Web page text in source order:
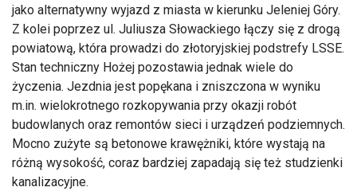
jako alternatywny wyjazd z miasta w kierunku Jeleniej Góry.
Z kolei poprzez ul. Juliusza Słowackiego łączy się z drogą
powiatową, która prowadzi do złotoryjskiej podstrefy LSSE.
Stan techniczny Hożej pozostawia jednak wiele do
życzenia. Jezdnia jest popękana i zniszczona w wyniku
m.in. wielokrotnego rozkopywania przy okazji robót
budowlanych oraz remontów sieci i urządzeń podziemnych.
Mocno zużyte są betonowe krawężniki, które wystają na
różną wysokość, coraz bardziej zapadają się też studzienki
kanalizacyjne.